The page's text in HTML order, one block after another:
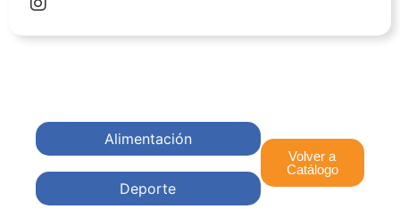
Alimentación
Deporte
Volver a
Catálogo